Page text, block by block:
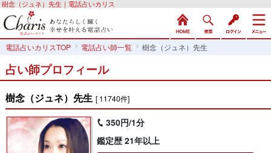
樹念（ジュネ）先生｜電話占いカリス
電話占いカリスTOP 電話占い師一覧 樹念（ジュネ）先生
占い師プロフィール
樹念（ジュネ）先生 [ 11740件]
350円/1分
鑑定歴 21年以上